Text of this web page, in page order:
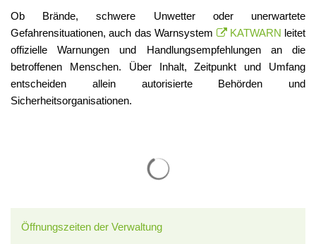
Ob Brände, schwere Unwetter oder unerwartete
Gefahrensituationen, auch das Warnsystem
KATWARN leitet
offizielle Warnungen und Handlungsempfehlungen an die
betroffenen Menschen. Über Inhalt, Zeitpunkt und Umfang
entscheiden allein autorisierte Behörden und
Sicherheitsorganisationen.
Öffnungszeiten der Verwaltung